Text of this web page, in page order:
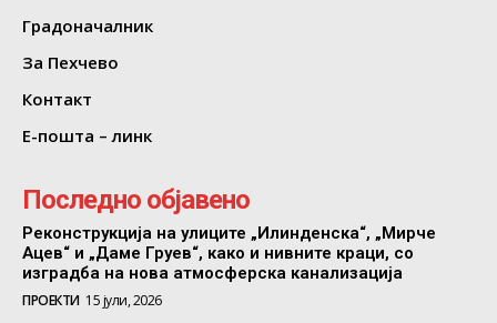
Градоначалник
За Пехчево
Контакт
Е-пошта – линк
Последно објавено
Реконструкција на улиците „Илинденска“, „Мирче
Ацев“ и „Даме Груев“, како и нивните краци, со
изградба на нова атмосферска канализација
ПРОЕКТИ 15 јули, 2026